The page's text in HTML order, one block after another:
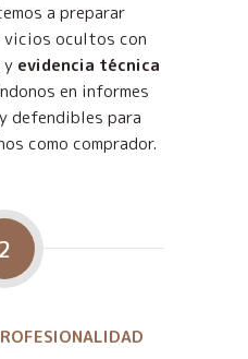
a preparar
vicios ocultos con
y evidencia técnica
en informes
defendibles para
como comprador.
2